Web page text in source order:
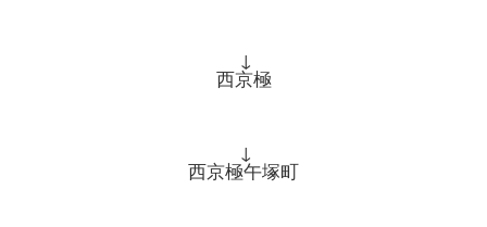
↓
西京極
↓
西京極午塚町